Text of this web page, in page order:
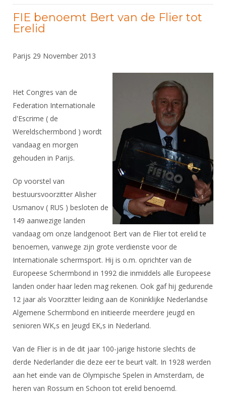
FIE benoemt Bert van de Flier tot
Erelid
Parijs 29 November 2013
Het Congres van de
Federation Internationale
d'Escrime ( de
Wereldschermbond ) wordt
vandaag en morgen
gehouden in Parijs.
Op voorstel van
bestuursvoorzitter Alisher
Usmanov ( RUS ) besloten de
149 aanwezige landen
vandaag om onze landgenoot Bert van de Flier tot erelid te
benoemen, vanwege zijn grote verdienste voor de
Internationale schermsport. Hij is o.m. oprichter van de
Europeese Schermbond in 1992 die inmiddels alle Europeese
landen onder haar leden mag rekenen. Ook gaf hij gedurende
12 jaar als Voorzitter leiding aan de Koninklijke Nederlandse
Algemene Schermbond en initieerde meerdere jeugd en
senioren WK,s en Jeugd EK,s in Nederland.
Van de Flier is in de dit jaar 100-jarige historie slechts de
derde Nederlander die deze eer te beurt valt. In 1928 werden
aan het einde van de Olympische Spelen in Amsterdam, de
heren van Rossum en Schoon tot erelid benoemd.